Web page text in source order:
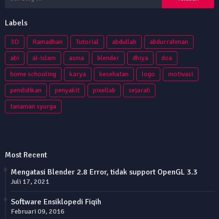
Labels
3D Ramadhan Tutorial abdullah
abdurrahman
abi
al-islam asma blender dhiya
doa
home schooling
karya kesehatan logo
motivasi
pendidikan
penyakit pixellab
sejarah
tanaman syurga
Most Recent
Mengatasi Blender 2.8 Error, tidak support OpenGL 3.3
Juli 17, 2021
Software Ensiklopedi Fiqih
Februari 09, 2016